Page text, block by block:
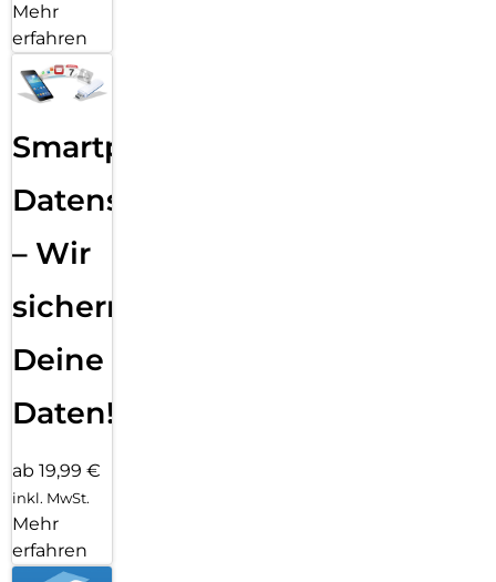
Mehr
erfahren
Smartphone
Datensicherung
– Wir
sichern
Deine
Daten!
ab 19,99 €
inkl. MwSt.
Mehr
erfahren